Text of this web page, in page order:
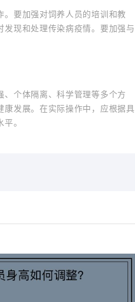
。要加强对饲养人员的培训和教
现和处理传染病疫情。要加强与
个体隔离、科学管理等多个方
康发展。在实际操作中，应根据具
。